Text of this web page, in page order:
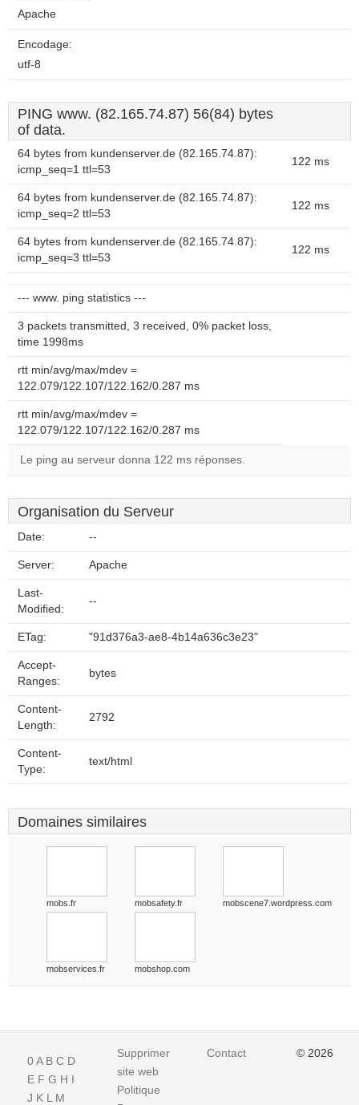
Apache
Encodage:
utf-8
PING www. (82.165.74.87) 56(84) bytes
of data.
64 bytes from kundenserver.de (82.165.74.87):
icmp_seq=1 ttl=53
122 ms
64 bytes from kundenserver.de (82.165.74.87):
icmp_seq=2 ttl=53
122 ms
64 bytes from kundenserver.de (82.165.74.87):
icmp_seq=3 ttl=53
122 ms
--- www. ping statistics ---
3 packets transmitted, 3 received, 0% packet loss,
time 1998ms
rtt min/avg/max/mdev =
122.079/122.107/122.162/0.287 ms
rtt min/avg/max/mdev =
122.079/122.107/122.162/0.287 ms
Le ping au serveur donna 122 ms réponses.
Organisation du Serveur
Date: --
Server: Apache
Last-
Modified:
--
ETag: "91d376a3-ae8-4b14a636c3e23"
Accept-
Ranges:
bytes
Content-
Length:
2792
Content-
Type:
text/html
Domaines similaires
mobs.fr mobsafety.fr mobscene7.wordpress.com
mobservices.fr mobshop.com
0A B C D
E F G H I
J K L M
Supprimer
site web
Politique
Contact © 2026